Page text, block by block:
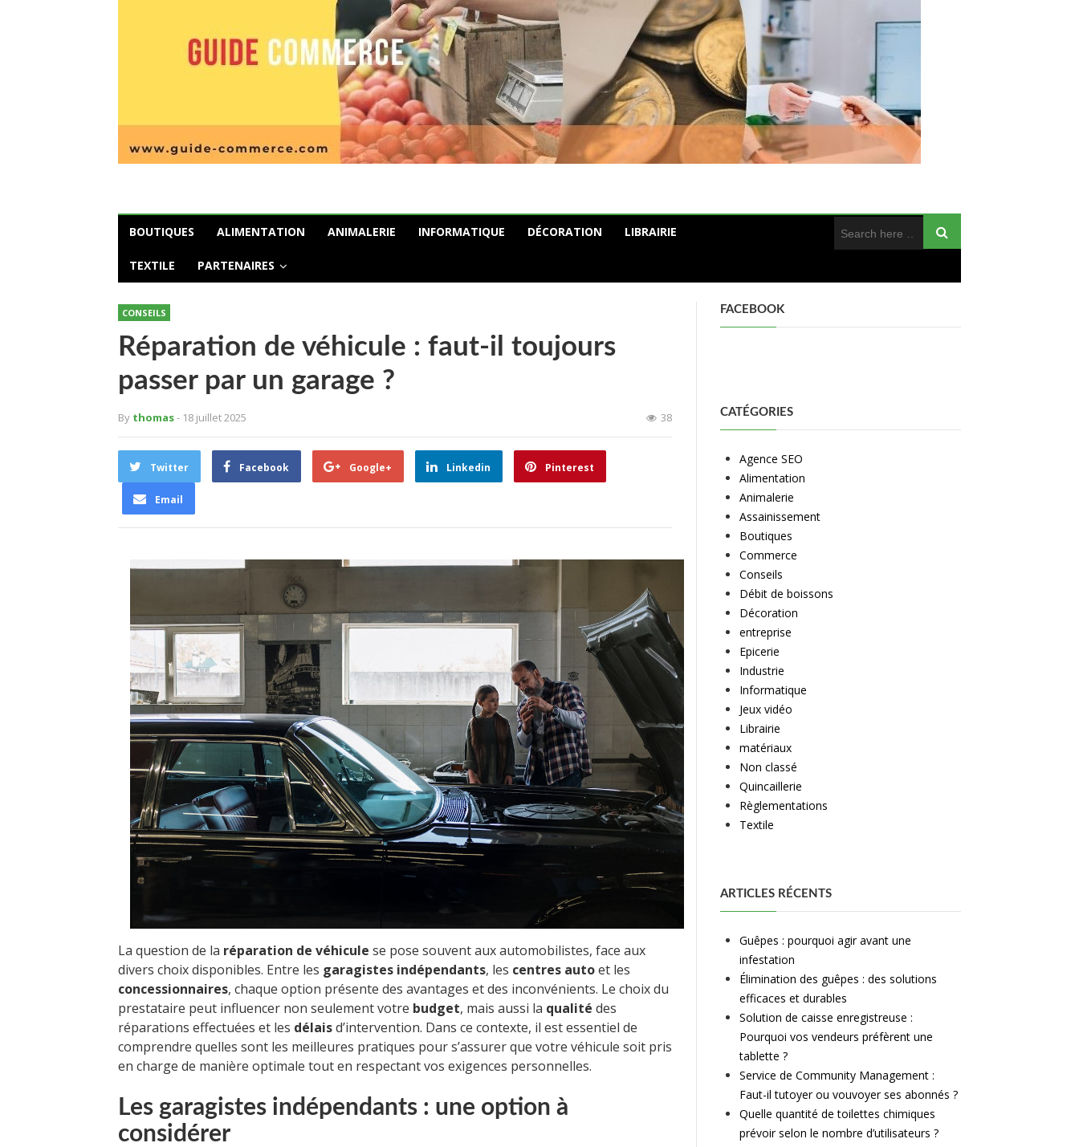
BOUTIQUES ALIMENTATION ANIMALERIE INFORMATIQUE DÉCORATION LIBRAIRIE
TEXTILE PARTENAIRES
CONSEILS
Réparation de véhicule : faut-il toujours
passer par un garage ?
By thomas- 18 juillet 2025 38
Twitter Facebook Google+ Linkedin Pinterest
Email
La question de la réparation de véhicule se pose souvent aux automobilistes, face aux
divers choix disponibles. Entre les garagistes indépendants, les centres autoet les
concessionnaires, chaque option présente des avantages et des inconvénients. Le choix du
prestataire peut influencer non seulement votre budget, mais aussi la qualité des
réparations effectuées et les délaisd’intervention. Dans ce contexte, il est essentiel de
comprendre quelles sont les meilleures pratiques pour s’assurer que votre véhicule soit pris
en charge de manière optimale tout en respectant vos exigences personnelles.
Les garagistes indépendants : une option à
considérer
FACEBOOK
CATÉGORIES
Agence SEO
Alimentation
Animalerie
Assainissement
Boutiques
Commerce
Conseils
Débit de boissons
Décoration
entreprise
Epicerie
Industrie
Informatique
Jeux vidéo
Librairie
matériaux
Non classé
Quincaillerie
Règlementations
Textile
ARTICLES RÉCENTS
Guêpes : pourquoi agir avant une
infestation
Élimination des guêpes : des solutions
efficaces et durables
Solution de caisse enregistreuse :
Pourquoi vos vendeurs préfèrent une
tablette ?
Service de Community Management :
Faut-il tutoyer ou vouvoyer ses abonnés ?
Quelle quantité de toilettes chimiques
prévoir selon le nombre d’utilisateurs ?